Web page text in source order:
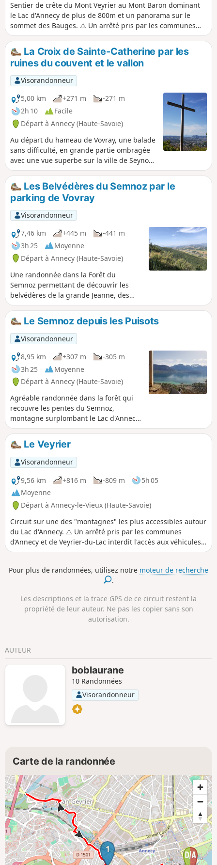
Sentier de crête du Mont Veyrier au Mont Baron dominant
le Lac d'Annecy de plus de 800m et un panorama sur le
sommet des Bauges. ⚠️ Un arrêté pris par les communes
d’Annecy et de Veyrier-du-Lac interdit l'accès aux véhicules
motorisés d’accéder au Col des Contrebandiers et au Pré
Vernet.La Croix de Sainte-Catherine par les
ruines du couvent et le vallon
Visorandonneur
5,00 km
+271 m
-271 m
2h 10
Facile
Départ à Annecy (Haute-Savoie)
Au départ du hameau de Vovray, une balade
sans difficulté, en grande partie ombragée
avec une vue superbe sur la ville de Seynod
et sur le bassin d'Annecy.
Les Belvédères du Semnoz par le
parking de Vovray
Visorandonneur
7,46 km
+445 m
-441 m
3h 25
Moyenne
Départ à Annecy (Haute-Savoie)
Une randonnée dans la Forêt du
Semnoz permettant de découvrir les
belvédères de la grande Jeanne, des
Gélinottes et les rochers des becs. Ces
belvédères offrent une vue sur la plaine
de Sacconges et de l'albanais. C'est une
escapade très appréciable en été car
pratiquement tout le temps en forêt.
Le Semnoz depuis les Puisots
Visorandonneur
8,95 km
+307 m
-305 m
3h 25
Moyenne
Départ à Annecy (Haute-Savoie)
Agréable randonnée dans la forêt qui
recouvre les pentes du Semnoz,
montagne surplombant le Lac d'Annecy
sur sa rive Ouest. De superbes points
de vue sur le lac et son environnement
sont au menu.
Le Veyrier
Visorandonneur
9,56 km
+816 m -809 m
5h 05
Moyenne
Départ à Annecy-le-Vieux (Haute-Savoie)
Circuit sur une des "montagnes" les plus accessibles autour
du Lac d'Annecy. ⚠️ Un arrêté pris par les communes
d’Annecy et de Veyrier-du-Lac interdit l'accès aux véhicules
motorisés d’accéder au Col des Contrebandiers et au Pré
Pour plus de randonnées, utilisez notre moteur de recherche
.
Les descriptions et la trace GPS de ce circuit restent la
propriété de leur auteur. Ne pas les copier sans son
autorisation.
AUTEUR
boblaurane
10 Randonnées
Visorandonneur
Carte de la randonnée
1